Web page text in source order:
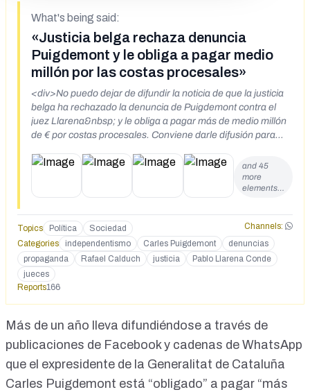
What's being said:
«Justicia belga rechaza denuncia
Puigdemont y le obliga a pagar medio
millón por las costas procesales»
<div>No puedo dejar de difundir la noticia de que la justicia
belga ha rechazado la denuncia de Puigdemont contra el
juez Llarena&nbsp; y le obliga a pagar más de medio millón
de € por costas procesales. Conviene darle difusión para
(Catedrático de RRII de la UCM).</div><div>&nbsp;</div>
<div>??.......</div><div>“ No puedo dejar de difundir la
noticia de que la justicia belga ha rechazado la denuncia de
más de medio millón de € por costas procesales. Conviene
darle difusión para compensar la propaganda
independentista. “</div><div>Rafael Calduch (Catedrático
de RRII de la UCM).</div><div>&nbsp;</div><div>LA
ALEGRÍA DEL DÍA.<br>&nbsp;?La justicia belga ha
rechazado la denuncia que Puigdemont interpuso contra el
juez Llarena&nbsp; y le obliga a pagar más de medio millón
mayor difusión posible para compensar la propaganda del
chancro independentista.<br>&nbsp; Pocas alegrias nos
dan hoy en día pero esta si que, por sutrascendencia,
merece la pena difundirla.<br>&nbsp;Comparte!!!</div>
<div>&nbsp;</div>
and 45
more
elements…
Topics Política Sociedad
Channels:
Categories
independentismo Carles Puigdemont
denuncias
propaganda
Rafael Calduch justicia
Pablo Llarena Conde
jueces
Reports166
Más de un año lleva difundiéndose a través de
publicaciones de Facebook y cadenas de WhatsApp
que el expresidente de la Generalitat de Cataluña
Carles Puigdemont está “obligado” a pagar “más